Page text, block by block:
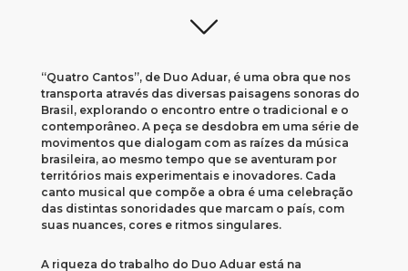
“Quatro Cantos”, de Duo Aduar, é uma obra que nos
transporta através das diversas paisagens sonoras do
Brasil, explorando o encontro entre o tradicional e o
contemporâneo. A peça se desdobra em uma série de
movimentos que dialogam com as raízes da música
brasileira, ao mesmo tempo que se aventuram por
territórios mais experimentais e inovadores. Cada
canto musical que compõe a obra é uma celebração
das distintas sonoridades que marcam o país, com
suas nuances, cores e ritmos singulares.
A riqueza do trabalho do Duo Aduar está na